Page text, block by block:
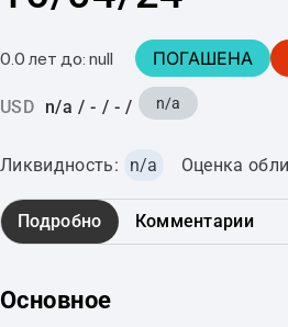
0.0 лет до: null ПОГАШЕНА
USD n/a / - / - / n/a
Ликвидность: n/a Оценка
Подробно Комментарии
Основное